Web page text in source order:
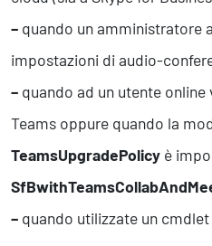
– quando un amministratore
impostazioni di audio-
– quando ad un utente online
Teams oppure quando la
TeamsUpgradePolicy è
– quando utilizzate un